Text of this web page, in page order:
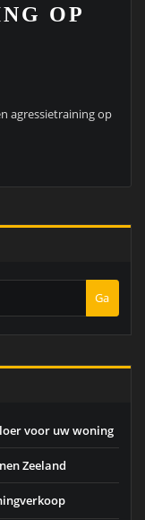
OP
agressietraining op
Ga
voor uw woning
Zeeland